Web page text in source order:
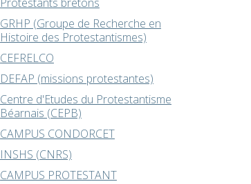
GRHP (Groupe de Recherche en
Histoire des Protestantismes)
CEFRELCO
DEFAP (missions protestantes)
Centre d'Etudes du Protestantisme
Béarnais (CEPB)
CAMPUS CONDORCET
INSHS (CNRS)
CAMPUS PROTESTANT